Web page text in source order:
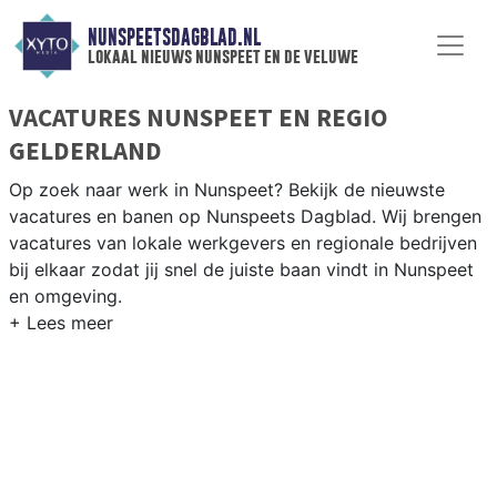
NUNSPEETSDAGBLAD.NL
lokaal nieuws nunspeet en de veluwe
VACATURES NUNSPEET EN REGIO
GELDERLAND
Op zoek naar werk in Nunspeet? Bekijk de nieuwste
vacatures en banen op Nunspeets Dagblad. Wij brengen
vacatures van lokale werkgevers en regionale bedrijven
bij elkaar zodat jij snel de juiste baan vindt in Nunspeet
en omgeving.